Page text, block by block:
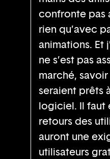
confronte pas
rien qu’avec
animations. Et
ne s’est pas
marché,
seraient prêts
logiciel. Il faut
retours des
auront une
utilisateurs